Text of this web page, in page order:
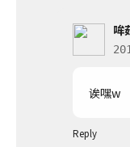
哞
诶嘿w
Reply